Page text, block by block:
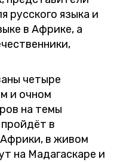
русского языка и
в Африке, а
четыре
и очном
на темы
в
в живом
на Мадагаскаре и